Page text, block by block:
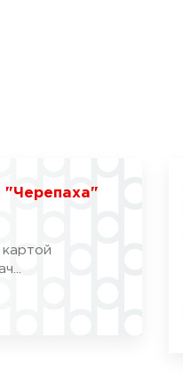
"Черепаха"
картой